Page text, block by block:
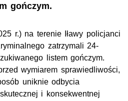
gończym.
r.) na terenie Iławy policjanci
zatrzymali 24-
listem gończym.
wymiarem sprawiedliwości,
uniknie odbycia
i konsekwentnej